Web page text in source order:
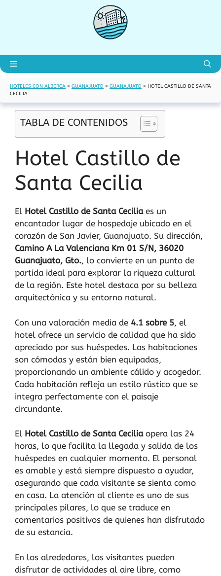
Menú
HOTELES CON ALBERCA » GUANAJUATO » GUANAJUATO » HOTEL CASTILLO DE SANTA
CECILIA
TABLA DE CONTENIDOS
Hotel Castillo de
Santa Cecilia
El Hotel Castillo de Santa Ceciliaes un
encantador lugar de hospedaje ubicado en el
corazón de San Javier, Guanajuato. Su dirección,
Camino A La Valenciana Km 01 S/N, 36020
Guanajuato, Gto., lo convierte en un punto de
partida ideal para explorar la riqueza cultural
de la región. Este hotel destaca por su belleza
arquitectónica y su entorno natural.
Con una valoración media de 4.1 sobre 5, el
hotel ofrece un servicio de calidad que ha sido
apreciado por sus huéspedes. Las habitaciones
son cómodas y están bien equipadas,
proporcionando un ambiente cálido y acogedor.
Cada habitación refleja un estilo rústico que se
integra perfectamente con el paisaje
circundante.
El Hotel Castillo de Santa Ceciliaopera las 24
horas, lo que facilita la llegada y salida de los
huéspedes en cualquier momento. El personal
es amable y está siempre dispuesto a ayudar,
asegurando que cada visitante se sienta como
en casa. La atención al cliente es uno de sus
principales pilares, lo que se traduce en
comentarios positivos de quienes han disfrutado
de su estancia.
En los alrededores, los visitantes pueden
disfrutar de actividades al aire libre, como